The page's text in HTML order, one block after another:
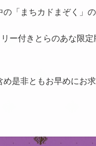
「まちカドまぞく」
ー付きとらのあな限
是非ともお早めにお